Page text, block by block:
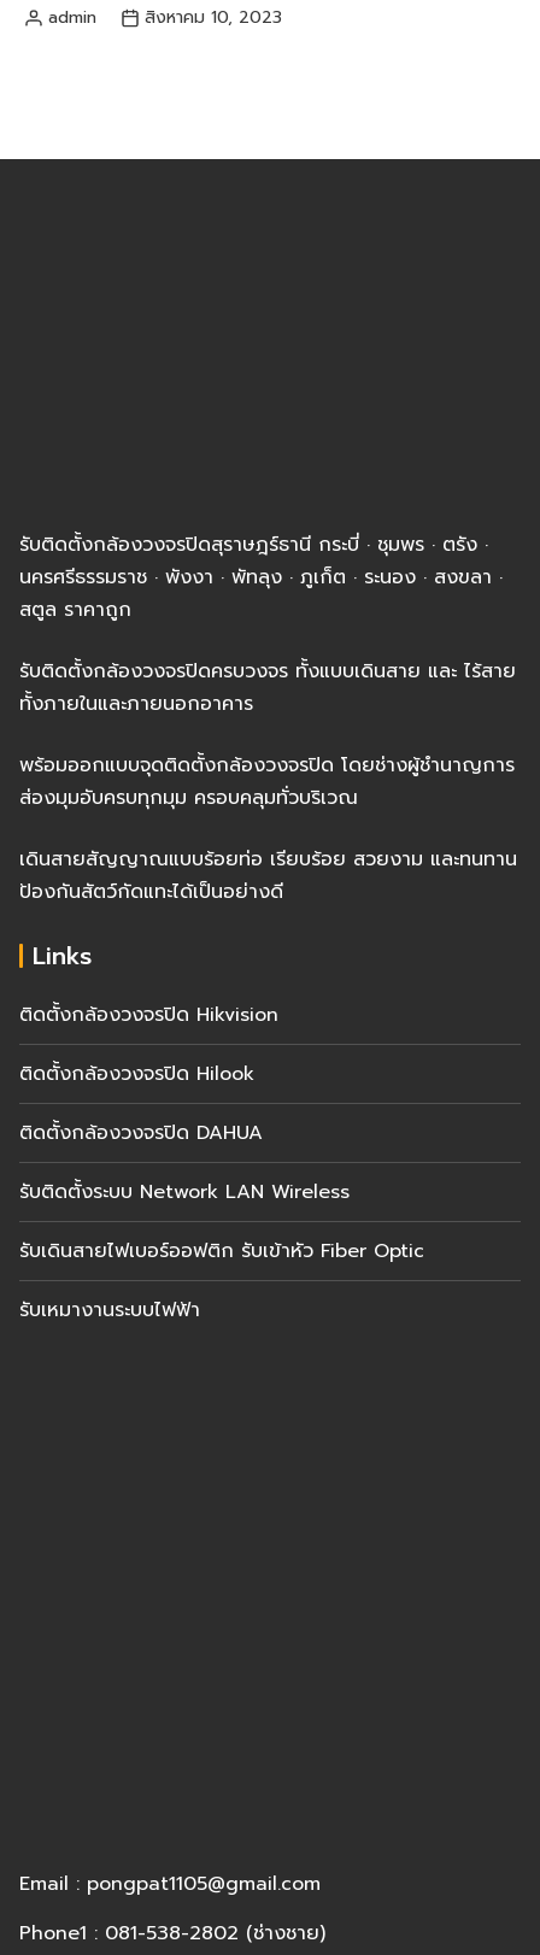
admin สิงหาคม 10, 2023
รับติดตั้งกล้องวงจรปิดสุราษฎร์ธานี กระบี่ · ชุมพร · ตรัง ·
นครศรีธรรมราช · พังงา · พัทลุง · ภูเก็ต · ระนอง · สงขลา ·
สตูล ราคาถูก
รับติดตั้งกล้องวงจรปิดครบวงจร ทั้งแบบเดินสาย และ ไร้สาย
ทั้งภายในและภายนอกอาคาร
พร้อมออกแบบจุดติดตั้งกล้องวงจรปิด โดยช่างผู้ชำนาญการ
ส่องมุมอับครบทุกมุม ครอบคลุมทั่วบริเวณ
เดินสายสัญญาณแบบร้อยท่อ เรียบร้อย สวยงาม และทนทาน
ป้องกันสัตว์กัดแทะได้เป็นอย่างดี
Links
ติดตั้งกล้องวงจรปิด Hikvision
ติดตั้งกล้องวงจรปิด Hilook
ติดตั้งกล้องวงจรปิด DAHUA
รับติดตั้งระบบ Network LAN Wireless
รับเดินสายไฟเบอร์ออฟติก รับเข้าหัว Fiber Optic
รับเหมางานระบบไฟฟ้า
Email : pongpat1105@gmail.com
Phone1 : 081-538-2802 (ช่างชาย)